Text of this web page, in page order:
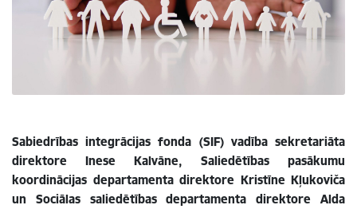
Sabiedrības integrācijas fonda (SIF) vadība sekretariāta
direktore Inese Kalvāne, Saliedētības pasākumu
koordinācijas departamenta direktore Kristīne Kļukoviča
un Sociālas saliedētības departamenta direktore Alda